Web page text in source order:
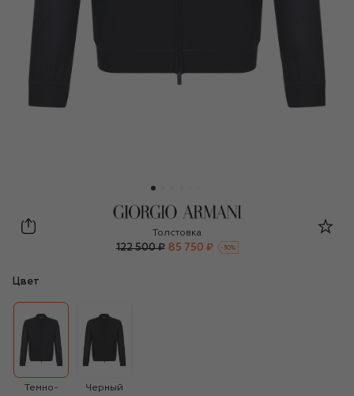
Giorgio Armani
Толстовка
122 500 ₽ 85 750 ₽ -30%
Цвет
Темно-
Черный